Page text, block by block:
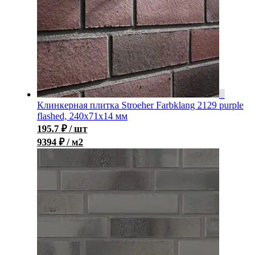
Клинкерная плитка Stroeher Farbklang 2129 purple
flashed, 240x71x14 мм
195.7 ₽ / шт
9394 ₽ / м2